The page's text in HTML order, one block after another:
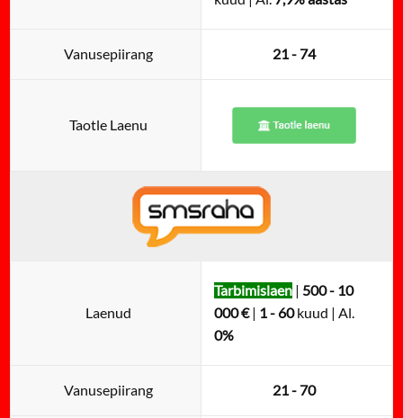
Vanusepiirang 21 - 74
Taotle Laenu
Laenud
Tarbimislaen| 500 - 10
000 €| 1 - 60kuud | Al.
0%
Vanusepiirang 21 - 70